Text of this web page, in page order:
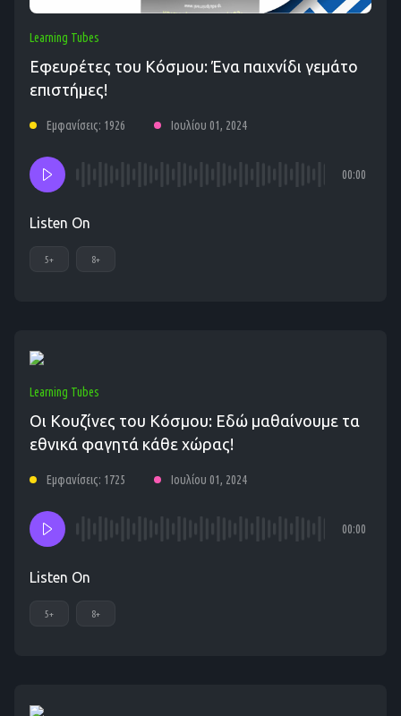
Learning Tubes
Εφευρέτες του Κόσμου: Ένα παιχνίδι γεμάτο
επιστήμες!
Εμφανίσεις: 1926 Ιουλίου 01, 2024
00:00
Listen On
5+ 8+
Learning Tubes
Οι Κουζίνες του Κόσμου: Εδώ μαθαίνουμε τα
εθνικά φαγητά κάθε χώρας!
Εμφανίσεις: 1725 Ιουλίου 01, 2024
00:00
Listen On
5+ 8+